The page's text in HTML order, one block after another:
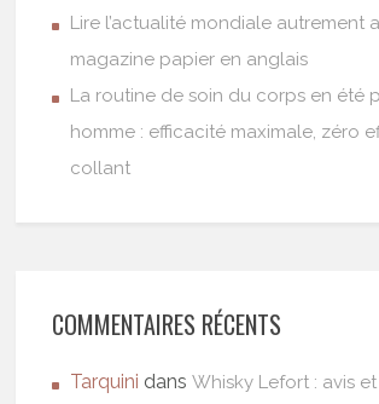
Lire l’actualité mondiale autrement
magazine papier en anglais
La routine de soin du corps en été
homme : efficacité maximale, zéro
collant
COMMENTAIRES RÉCENTS
Tarquini dansWhisky Lefort : avis et